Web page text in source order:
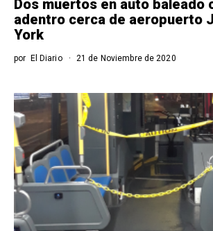
Dos muertos en auto baleado
adentro cerca de aeropuerto
York
por El Diario 21 de Noviembre de 2020